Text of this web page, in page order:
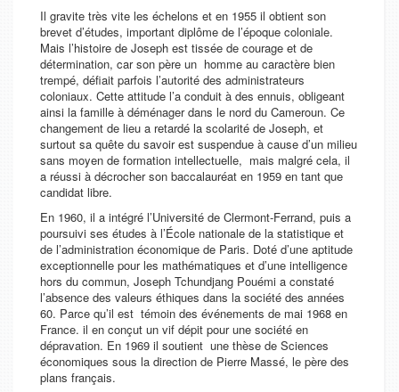
Il gravite très vite les échelons et en 1955 il obtient son
brevet d’études, important diplôme de l’époque coloniale.
Mais l’histoire de Joseph est tissée de courage et de
détermination, car son père un homme au caractère bien
trempé, défiait parfois l’autorité des administrateurs
coloniaux. Cette attitude l’a conduit à des ennuis, obligeant
ainsi la famille à déménager dans le nord du Cameroun. Ce
changement de lieu a retardé la scolarité de Joseph, et
surtout sa quête du savoir est suspendue à cause d’un milieu
sans moyen de formation intellectuelle, mais malgré cela, il
a réussi à décrocher son baccalauréat en 1959 en tant que
candidat libre.
En 1960, il a intégré l’Université de Clermont-Ferrand, puis a
poursuivi ses études à l’École nationale de la statistique et
de l’administration économique de Paris. Doté d’une aptitude
exceptionnelle pour les mathématiques et d’une intelligence
hors du commun, Joseph Tchundjang Pouémi a constaté
l’absence des valeurs éthiques dans la société des années
60. Parce qu’il est témoin des événements de mai 1968 en
France. il en conçut un vif dépit pour une société en
dépravation. En 1969 il soutient une thèse de Sciences
économiques sous la direction de Pierre Massé, le père des
plans français.